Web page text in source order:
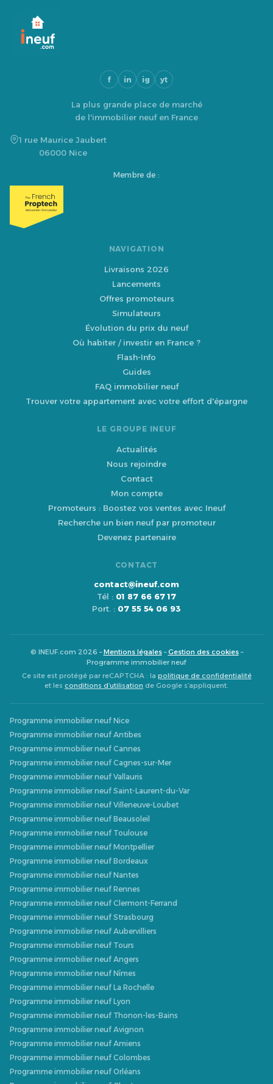
f in ig yt
La plus grande place de marché
de l'immobilier neuf en France
1 rue Maurice Jaubert
06000 Nice
Membre de :
NAVIGATION
Livraisons 2026
Lancements
Offres promoteurs
Simulateurs
Évolution du prix du neuf
Où habiter / investir en France ?
Flash-Info
Guides
FAQ immobilier neuf
Trouver votre appartement avec votre effort d'épargne
LE GROUPE INEUF
Actualités
Nous rejoindre
Contact
Mon compte
Promoteurs : Boostez vos ventes avec Ineuf
Recherche un bien neuf par promoteur
Devenez partenaire
CONTACT
contact@ineuf.com
Tél : 01 87 66 67 17
Port. : 07 55 54 06 93
© INEUF.com 2026 –Mentions légales–Gestion des cookies–
Programme immobilier neuf
Ce site est protégé par reCAPTCHA : la politique de confidentialité
et les conditions d’utilisation de Google s’appliquent.
Programme immobilier neuf Nice
Programme immobilier neuf Antibes
Programme immobilier neuf Cannes
Programme immobilier neuf Cagnes-sur-Mer
Programme immobilier neuf Vallauris
Programme immobilier neuf Saint-Laurent-du-Var
Programme immobilier neuf Villeneuve-Loubet
Programme immobilier neuf Beausoleil
Programme immobilier neuf Toulouse
Programme immobilier neuf Montpellier
Programme immobilier neuf Bordeaux
Programme immobilier neuf Nantes
Programme immobilier neuf Rennes
Programme immobilier neuf Clermont-Ferrand
Programme immobilier neuf Strasbourg
Programme immobilier neuf Aubervilliers
Programme immobilier neuf Tours
Programme immobilier neuf Angers
Programme immobilier neuf Nîmes
Programme immobilier neuf La Rochelle
Programme immobilier neuf Lyon
Programme immobilier neuf Thonon-les-Bains
Programme immobilier neuf Avignon
Programme immobilier neuf Amiens
Programme immobilier neuf Colombes
Programme immobilier neuf Orléans